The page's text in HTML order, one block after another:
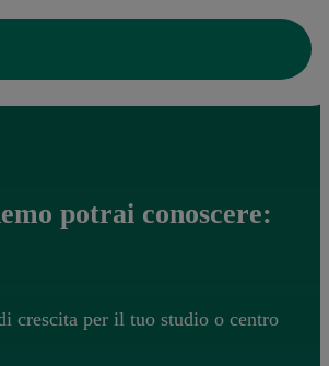
potrai conoscere:
crescita per il tuo studio o centro